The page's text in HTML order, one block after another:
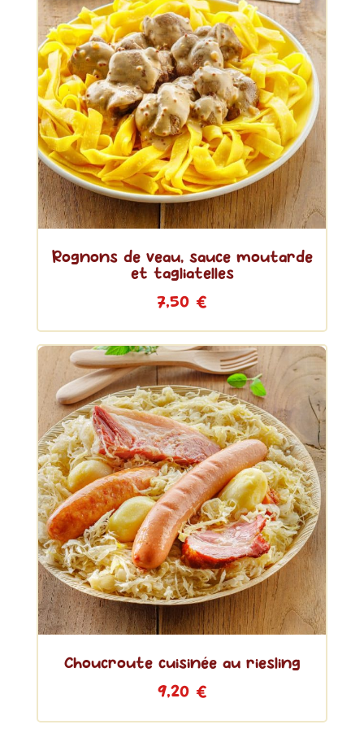
Rognons de veau, sauce moutarde
et tagliatelles
7,50 €
Choucroute cuisinée au riesling
9,20 €